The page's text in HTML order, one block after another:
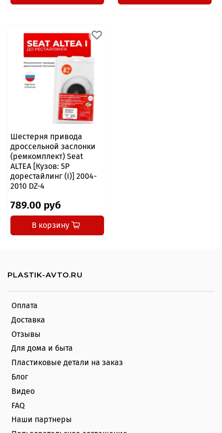
Шестерня привода
дроссельной заслонки
(ремкомплект) Seat
ALTEA [Кузов: 5P
дорестайлинг (I)] 2004-
2010 DZ-4
789.00 руб
В корзину
Оплата
Доставка
Отзывы
Для дома и быта
Пластиковые детали на заказ
Блог
Видео
FAQ
Наши партнеры
PLASTIK-AVTO.RU